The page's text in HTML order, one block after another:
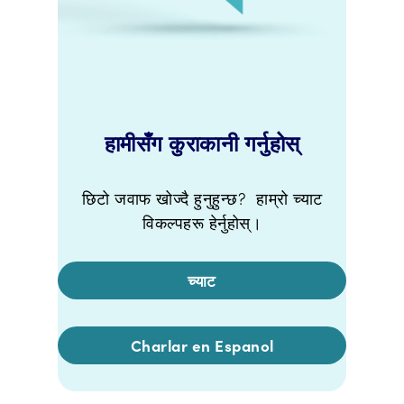
हामीसँग कुराकानी गर्नुहोस्
छिटो जवाफ खोज्दै हुनुहुन्छ? हाम्रो च्याट
विकल्पहरू हेर्नुहोस्।
च्याट
Charlar en Espanol